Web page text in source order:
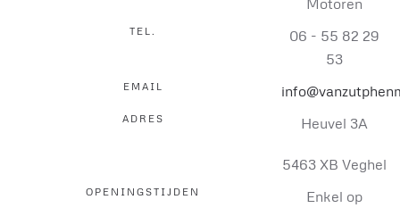
Motoren
TEL.
06 - 55 82 29
53
EMAIL
ADRES Heuvel 3A
5463 XB Veghel
OPENINGSTIJDEN
Enkel op